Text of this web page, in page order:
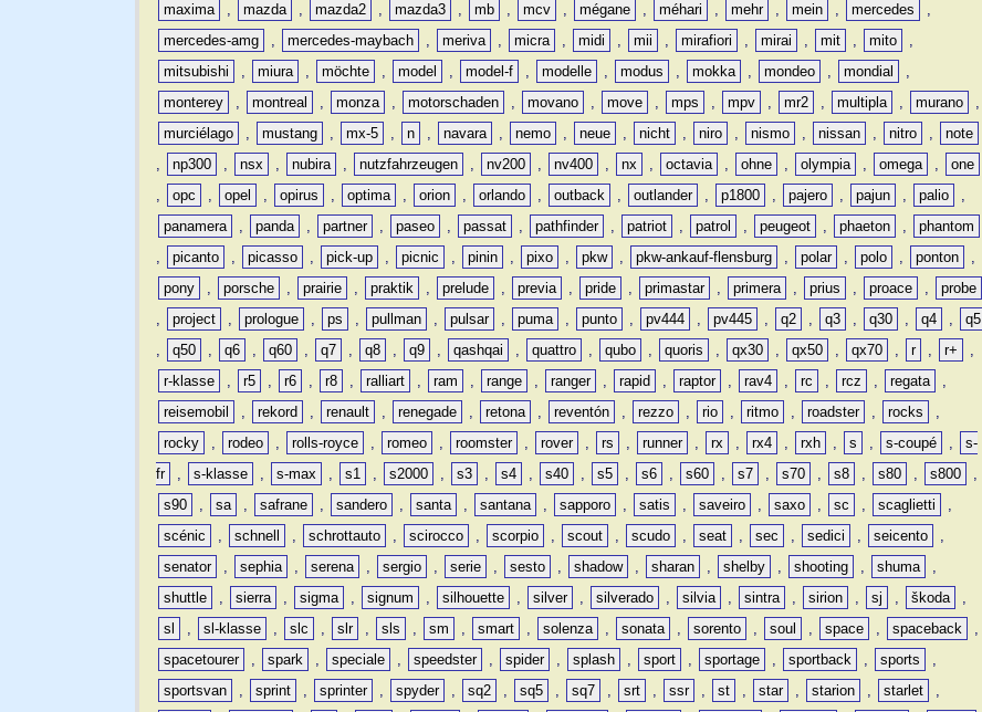
maxima
, mazda , mazda2 , mazda3 , mb , mcv , mégane , méhari , mehr , mein , mercedes
,
mercedes-amg
, mercedes-maybach , meriva , micra , midi , mii , mirafiori , mirai , mit , mito
,
mitsubishi
, miura , möchte , model , model-f , modelle , modus , mokka , mondeo , mondial
,
monterey
, montreal , monza , motorschaden , movano , move , mps , mpv , mr2 , multipla , murano
,
murciélago
, mustang , mx-5 , n , navara , nemo , neue , nicht , niro , nismo , nissan , nitro ,
note
,
np300 , nsx , nubira , nutzfahrzeugen , nv200 , nv400 , nx , octavia , ohne , olympia , omega ,
one
,
opc , opel , opirus , optima , orion , orlando , outback , outlander , p1800 , pajero , pajun , palio
,
panamera
, panda , partner , paseo , passat , pathfinder , patriot , patrol , peugeot , phaeton ,
phantom
,
picanto , picasso , pick-up , picnic , pinin , pixo , pkw , pkw-ankauf-flensburg , polar , polo , ponton
,
pony
, porsche , prairie , praktik , prelude , previa , pride , primastar , primera , prius , proace ,
probe
,
project , prologue , ps , pullman , pulsar , puma , punto , pv444 , pv445 , q2 , q3 , q30 , q4 ,
q5
,
q50 , q6 , q60 , q7 , q8 , q9 , qashqai , quattro , qubo , quoris , qx30 , qx50 , qx70 , r , r+
,
r-klasse
, r5 , r6 , r8 , ralliart , ram , range , ranger , rapid , raptor , rav4 , rc , rcz , regata
,
reisemobil
, rekord , renault , renegade , retona , reventón , rezzo , rio , ritmo , roadster , rocks
,
rocky
, rodeo , rolls-royce , romeo , roomster , rover , rs , runner , rx , rx4 , rxh , s , s-coupé ,
s-
fr
, s-klasse , s-max , s1 , s2000 , s3 , s4 , s40 , s5 , s6 , s60 , s7 , s70 , s8 , s80 , s800
,
s90
, sa , safrane , sandero , santa , santana , sapporo , satis , saveiro , saxo , sc , scaglietti
,
scénic
, schnell , schrottauto , scirocco , scorpio , scout , scudo , seat , sec , sedici , seicento
,
senator
, sephia , serena , sergio , serie , sesto , shadow , sharan , shelby , shooting , shuma
,
shuttle
, sierra , sigma , signum , silhouette , silver , silverado , silvia , sintra , sirion , sj , škoda
,
sl
, sl-klasse , slc , slr , sls , sm , smart , solenza , sonata , sorento , soul , space , spaceback
,
spacetourer
, spark , speciale , speedster , spider , splash , sport , sportage , sportback , sports
,
sportsvan
, sprint , sprinter , spyder , sq2 , sq5 , sq7 , srt , ssr , st , star , starion , starlet
,